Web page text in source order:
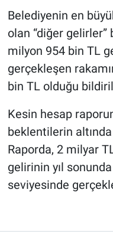
Belediyenin en
olan “diğer gelirler”
milyon 954 bin TL
gerçekleşen
bin TL olduğu
Kesin hesap
beklentilerin altında
Raporda, 2 milyar
gelirinin yıl
seviyesinde